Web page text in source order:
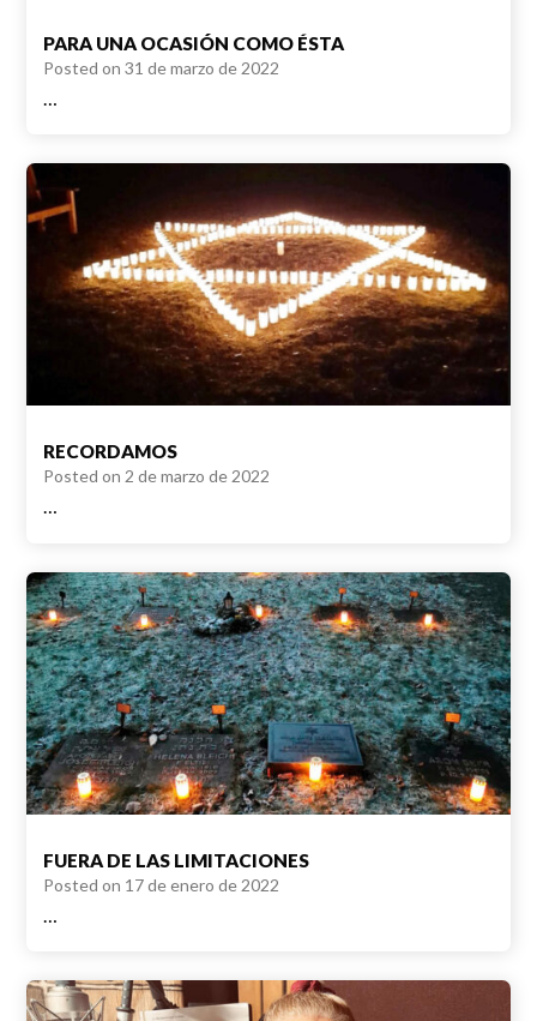
PARA UNA OCASIÓN COMO ÉSTA
Posted on31 de marzo de 2022
…
RECORDAMOS
Posted on2 de marzo de 2022
…
FUERA DE LAS LIMITACIONES
Posted on 17 de enero de 2022
…